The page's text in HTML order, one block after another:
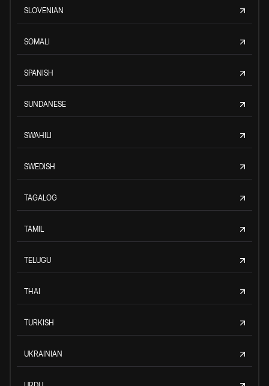
SLOVENIAN
SOMALI
SPANISH
SUNDANESE
SWAHILI
SWEDISH
TAGALOG
TAMIL
TELUGU
THAI
TURKISH
UKRAINIAN